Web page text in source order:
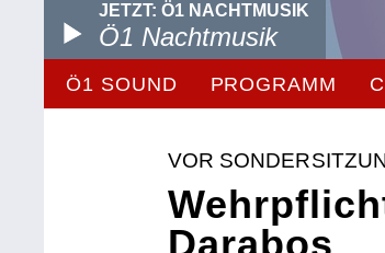
JETZT: Ö1 NACHTMUSIK
Ö1 Nachtmusik
Ö1 SOUND PROGRAMM
VOR
Darabos